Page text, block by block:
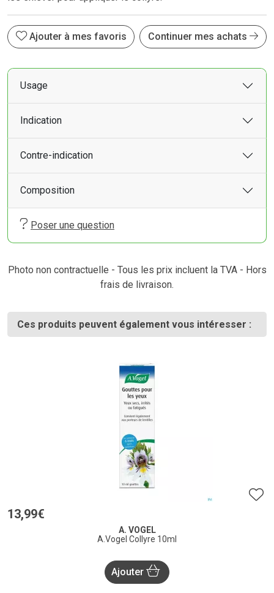
Ajouter à mes favoris Continuer mes achats
Usage
Indication
Contre-indication
Composition
Poser une question
Photo non contractuelle - Tous les prix incluent la TVA - Hors
frais de livraison.
Ces produits peuvent également vous intéresser :
13,99€
A. VOGEL
A.Vogel Collyre 10ml
Ajouter